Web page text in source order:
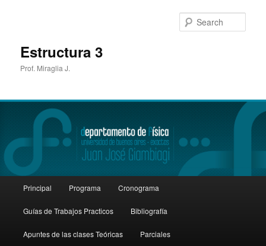
Estructura 3
Prof. Miraglia J.
Skip
to
primary
Principal Programa Cronograma
Guías de Trabajos Practicos Bibliografía
Apuntes de las clases Teóricas Parciales